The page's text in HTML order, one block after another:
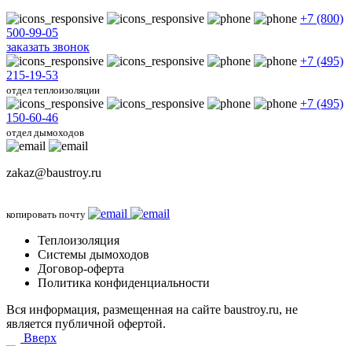
+7 (800)
500-99-05
заказать звонок
+7 (495)
215-19-53
отдел теплоизоляции
+7 (495)
150-60-46
отдел дымоходов
zakaz@baustroy.ru
копировать почту
Теплоизоляция
Системы дымоходов
Договор-оферта
Политика конфиденциальности
Вся информация, размещенная на сайте baustroy.ru, не
является публичной офертой.
Вверх